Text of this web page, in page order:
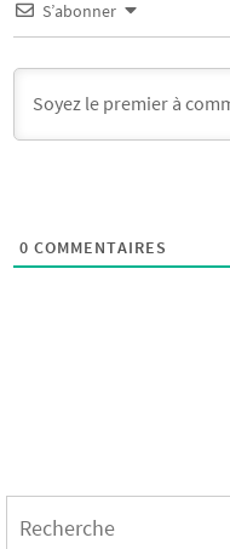
S’abonner
0 COMMENTAIRES